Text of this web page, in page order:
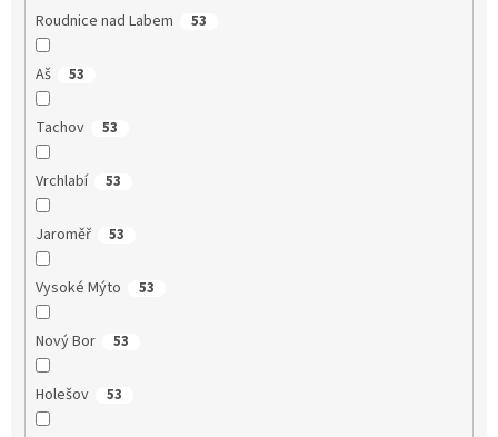
Roudnice nad Labem 53
Aš 53
Tachov 53
Vrchlabí 53
Jaroměř 53
Vysoké Mýto 53
Nový Bor 53
Holešov 53